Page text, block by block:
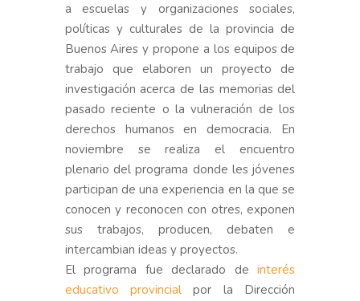
a escuelas y organizaciones sociales,
políticas y culturales de la provincia de
Buenos Aires y propone a los equipos de
trabajo que elaboren un proyecto de
investigación acerca de las memorias del
pasado reciente o la vulneración de los
derechos humanos en democracia. En
noviembre se realiza el encuentro
plenario del programa donde les jóvenes
participan de una experiencia en la que se
conocen y reconocen con otres, exponen
sus trabajos, producen, debaten e
intercambian ideas y proyectos.
El programa fue declarado deinterés
educativo provincial por la Dirección